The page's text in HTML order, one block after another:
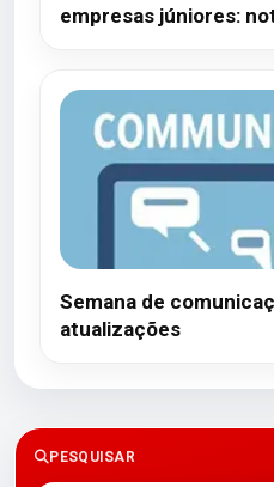
empresas júniores:
Semana de
atualizações
PESQUISAR